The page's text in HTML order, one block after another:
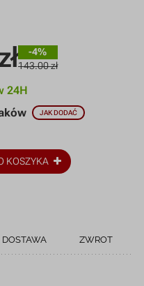
-4%
143.00 zł
24H
JAK DODAĆ
KOSZYKA
DOSTAWA ZWROT